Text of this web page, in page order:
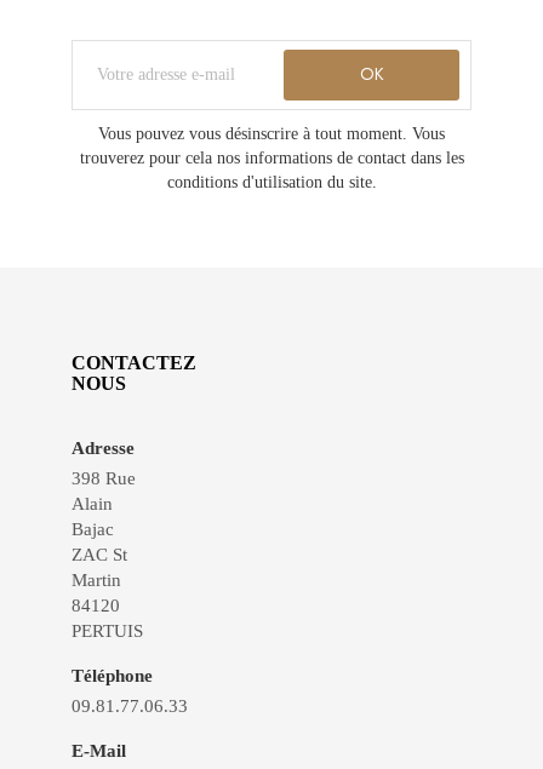
Vous pouvez vous désinscrire à tout moment. Vous
trouverez pour cela nos informations de contact dans les
conditions d'utilisation du site.
CONTACTEZ
NOUS
Adresse
398 Rue
Alain
Bajac
ZAC St
Martin
84120
PERTUIS
Téléphone
09.81.77.06.33
E-Mail